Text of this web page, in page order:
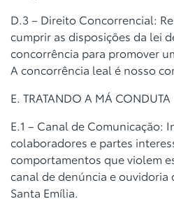
D.3 – Direito Concorrencial:
cumprir as disposições da lei
concorrência para promover
A concorrência leal é nosso
E. TRATANDO A MÁ CONDUTA
E.1 – Canal de Comunicação:
colaboradores e partes
comportamentos que violem
canal de denúncia e
Santa Emília.